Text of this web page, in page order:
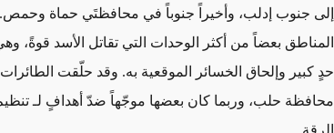
إلى جنوب إدلب، وأخيراً جنوباً في محافظتَي حماة
المناطق بعضاً من أكثر الوحدات التي تقاتل الأسد قوةً،
حدٍ كبير وإلحاق الخسائر الموقعية به. وقد حلّقت
محافظة حلب، وربما كان بعضها موجّهاً ضدّ أهدافٍ لـ
الرقة.